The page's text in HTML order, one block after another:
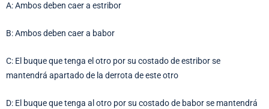
A: Ambos deben caer a estribor
B: Ambos deben caer a babor
C: El buque que tenga el otro por su costado de estribor se
mantendrá apartado de la derrota de este otro
D: El buque que tenga al otro por su costado de babor se mantendrá